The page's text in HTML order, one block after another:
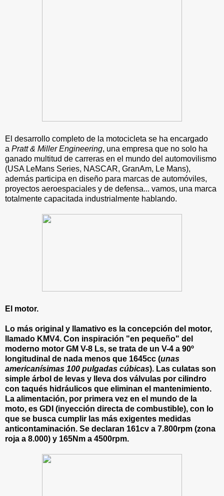
El desarrollo completo de la motocicleta se ha encargado
a Pratt & Miller Engineering, una empresa que no solo ha
ganado multitud de carreras en el mundo del automovilismo
(USA LeMans Series, NASCAR, GranAm, Le Mans),
además participa en diseño para marcas de automóviles,
proyectos aeroespaciales y de defensa... vamos, una marca
totalmente capacitada industrialmente hablando.
El motor.
Lo más original y llamativo es la concepción del motor,
llamado KMV4. Con inspiración "en pequeño" del
moderno motor GM V-8 Ls, se trata de un V-4 a 90º
longitudinal de nada menos que 1645cc (unas
americanísimas 100 pulgadas cúbicas). Las culatas son
simple árbol de levas y lleva dos válvulas por cilindro
con taqués hidráulicos que eliminan el mantenimiento.
La alimentación, por primera vez en el mundo de la
moto, es GDI (inyección directa de combustible), con lo
que se busca cumplir las más exigentes medidas
anticontaminación. Se declaran 161cv a 7.800rpm (zona
roja a 8.000) y 165Nm a 4500rpm.